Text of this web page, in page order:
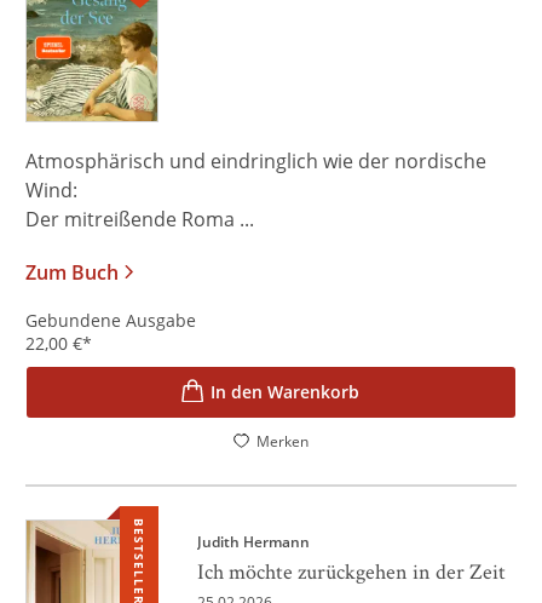
Atmosphärisch und eindringlich wie der nordische
Wind:
Der mitreißende Roma ...
Zum Buch
Gebundene Ausgabe
22,00 €*
In den Warenkorb
Merken
BESTSELLER Judith Hermann
Ich möchte zurückgehen in der Zeit